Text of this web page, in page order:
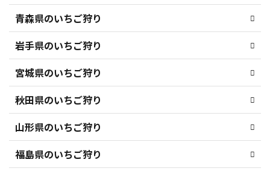
青森県のいちご狩り
岩手県のいちご狩り
宮城県のいちご狩り
秋田県のいちご狩り
山形県のいちご狩り
福島県のいちご狩り